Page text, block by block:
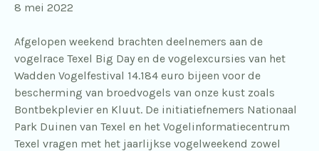
8 mei 2022
Afgelopen weekend brachten deelnemers aan de
vogelrace Texel Big Day en de vogelexcursies van het
Wadden Vogelfestival 14.184 euro bijeen voor de
bescherming van broedvogels van onze kust zoals
Bontbekplevier en Kluut. De initiatiefnemers Nationaal
Park Duinen van Texel en het Vogelinformatiecentrum
Texel vragen met het jaarlijkse vogelweekend zowel